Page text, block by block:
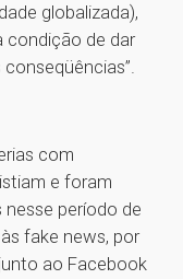
globalizada),
condição de dar
com
e foram
período de
fake news, por
ao Facebook